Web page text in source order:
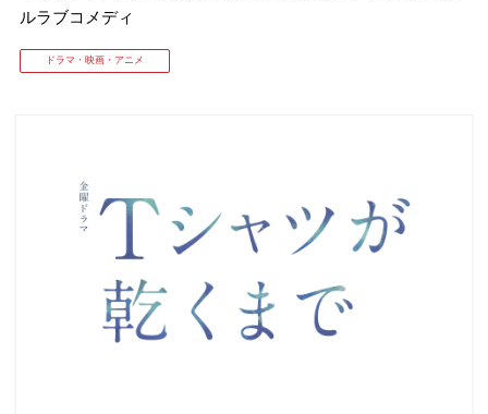
ルラブコメディ
ドラマ・映画・アニメ